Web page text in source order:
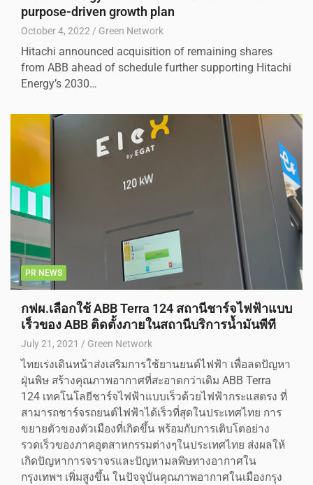
purpose-driven growth plan
October 4, 2022 Green Network
Hitachi announced acquisition of remaining shares
from ABB ahead of schedule further supporting Hitachi
Energy’s 2030…
PR NEWS
กฟผ.เลือกใช้ ABB Terra 124 สถานีชาร์จไฟฟ้าแบบ
เร็วของ ABB ติดตั้งภายในสถานีบริการน้ำมันพีที
July 21, 2021 Green Network
ไทยเร่งเดินหน้าส่งเสริมการใช้ยานยนต์ไฟฟ้า เพื่อลดปัญหา
ฝุ่นพิษ สร้างคุณภาพอากาศที่สะอาดกว่าเดิม ABB Terra
124 เทคโนโลยีชาร์จไฟฟ้าแบบเร็วด้วยไฟฟ้ากระแสตรง ที่
สามารถชาร์จรถยนต์ไฟฟ้าได้เร็วที่สุดในประเทศไทย การ
ขยายตัวของตัวเมืองที่เกิดขึ้น พร้อมกับการเติบโตอย่าง
รวดเร็วของภาคอุตสาหกรรมต่างๆในประเทศไทย ส่งผลให้
เกิดปัญหาการจราจรและปัญหามลพิษทางอากาศใน
กรุงเทพฯ เพิ่มสูงขึ้น ในปัจจุบันคุณภาพอากาศในเมืองกรุง